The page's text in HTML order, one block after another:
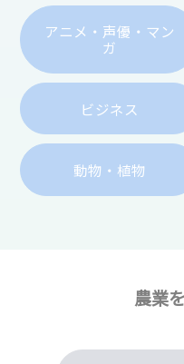
アニメ・声優・マン
ガ
ビジネス
動物・植物
農業